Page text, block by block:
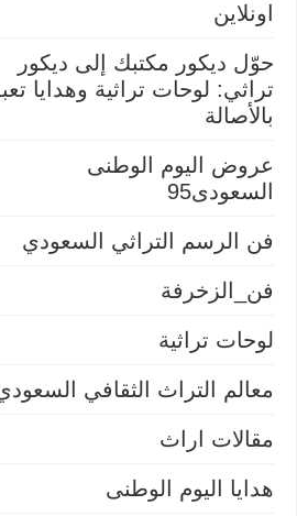
اونلاين
حوّل ديكور مكتبك إلى ديكور
تراثي: لوحات تراثية وهدايا
بالأصالة
عروض اليوم الوطنى
السعودى95
فن الرسم التراثي السعودي
فن_الزخرفة
لوحات تراثية
معالم التراث الثقافي
مقالات اراث
هدايا اليوم الوطنى